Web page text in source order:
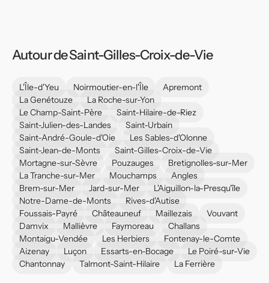
Autour de Saint-Gilles-Croix-de-Vie
L'Île-d'Yeu Noirmoutier-en-l'Île
Apremont
La Genétouze
La Roche-sur-Yon
Le Champ-Saint-Père
Saint-Hilaire-de-Riez
Saint-Julien-des-Landes
Saint-Urbain
Saint-André-Goule-d'Oie
Les Sables-d'Olonne
Saint-Jean-de-Monts
Saint-Gilles-Croix-de-Vie
Mortagne-sur-Sèvre
Pouzauges
Bretignolles-sur-Mer
La Tranche-sur-Mer
Mouchamps
Angles
Brem-sur-Mer
Jard-sur-Mer
L'Aiguillon-la-Presqu'île
Notre-Dame-de-Monts
Rives-d'Autise
Foussais-Payré
Châteauneuf Maillezais
Vouvant
Damvix
Mallièvre Faymoreau
Challans
Montaigu-Vendée
Les Herbiers
Fontenay-le-Comte
Aizenay
Luçon Essarts-en-Bocage
Le Poiré-sur-Vie
Chantonnay
Talmont-Saint-Hilaire La Ferrière